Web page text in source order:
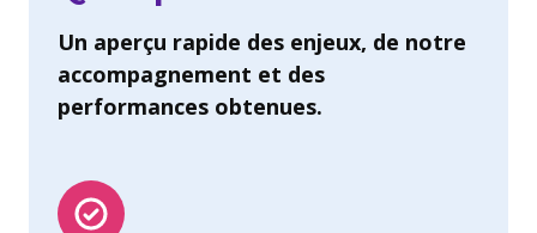
Un aperçu rapide des enjeux, de notre
accompagnement et des
performances obtenues.